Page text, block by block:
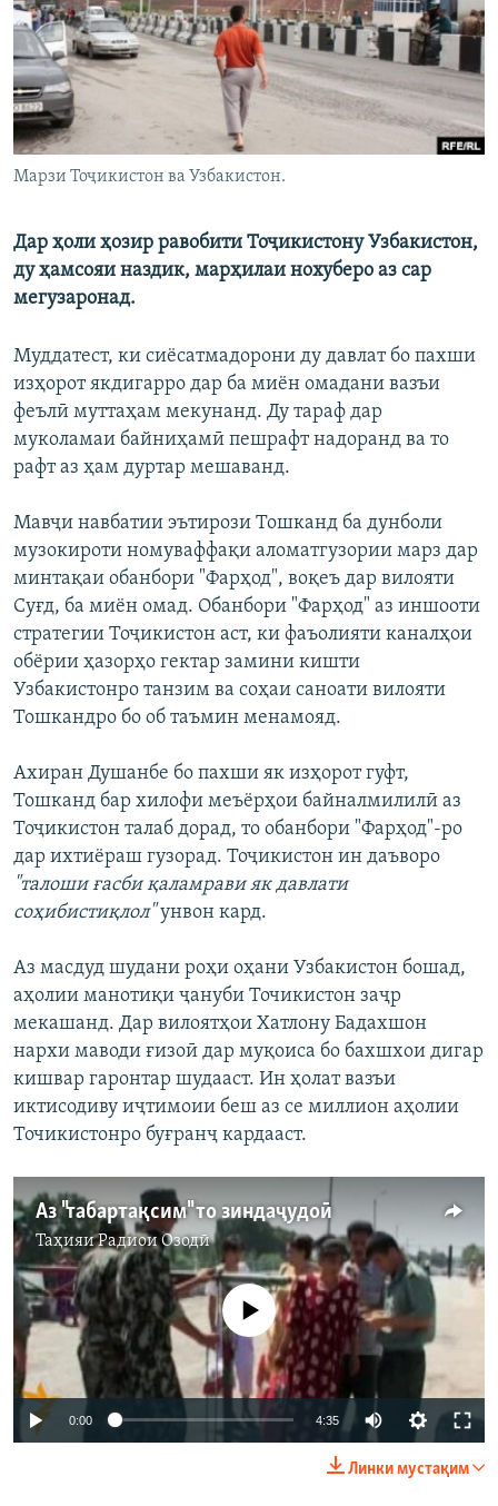
ГУЗОРИШҲОИ РАДИОӢ
Русский
ПАЙГИРӢ КУНЕД
Ҳамаи сомонаҳои RFE/RL
Марзи Тоҷикистон ва Узбакистон.
Дар ҳоли ҳозир равобити Тоҷикистону Узбакистон,
ду ҳамсояи наздик, марҳилаи нохуберо аз сар
мегузаронад.
Муддатест, ки сиёсатмадорони ду давлат бо пахши
изҳорот якдигарро дар ба миён омадани вазъи
феълӣ муттаҳам мекунанд. Ду тараф дар
муколамаи байниҳамӣ пешрафт надоранд ва то
рафт аз ҳам дуртар мешаванд.
Мавҷи навбатии эътирози Тошканд ба дунболи
музокироти номуваффақи аломатгузории марз дар
минтақаи обанбори "Фарҳод", воқеъ дар вилояти
Суғд, ба миён омад. Обанбори "Фарҳод" аз иншооти
стратегии Тоҷикистон аст, ки фаъолияти каналҳои
обёрии ҳазорҳо гектар замини кишти
Узбакистонро танзим ва соҳаи саноати вилояти
Тошкандро бо об таъмин менамояд.
Ахиран Душанбе бо пахши як изҳорот гуфт,
Тошканд бар хилофи меъёрҳои байналмилилӣ аз
Тоҷикистон талаб дорад, то обанбори "Фарҳод"-ро
дар ихтиёраш гузорад. Тоҷикистон ин даъворо
"талоши ғасби қаламрави як давлати
соҳибистиқлол"унвон кард.
Аз масдуд шудани роҳи оҳани Узбакистон бошад,
аҳолии манотиқи ҷануби Точикистон заҷр
мекашанд. Дар вилоятҳои Хатлону Бадахшон
нархи маводи ғизоӣ дар муқоиса бо бахшхои дигар
кишвар гаронтар шудааст. Ин ҳолат вазъи
иктисодиву иҷтимоии беш аз се миллион аҳолии
Точикистонро буғранҷ кардааст.
Аз "табартақсим" то зиндаҷудоӣ
ТаҳияиРадиои Озодӣ
Феълан кор намекунад
0:00 4:35
Линки мустақим